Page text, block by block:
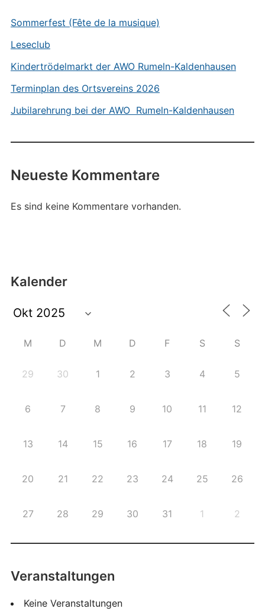
Sommerfest (Fête de la musique)
Leseclub
Kindertrödelmarkt der AWO Rumeln-Kaldenhausen
Terminplan des Ortsvereins 2026
Jubilarehrung bei der AWO Rumeln-Kaldenhausen
Neueste Kommentare
Es sind keine Kommentare vorhanden.
Kalender
M D M D F S S
29 30 1 2 3 4 5
6 7 8 9 10 11 12
13 14 15 16 17 18 19
20 21 22 23 24 25 26
27 28 29 30 31 1 2
Veranstaltungen
Keine Veranstaltungen